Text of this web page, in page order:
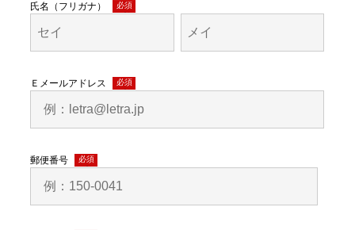
氏名（フリガナ）
(必
Ｅメールアドレス
(必
須)
郵便番号
(必
須)